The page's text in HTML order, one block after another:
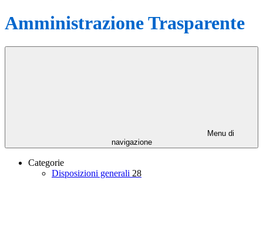
Amministrazione Trasparente
Menu di
navigazione
Categorie
Disposizioni generali 28